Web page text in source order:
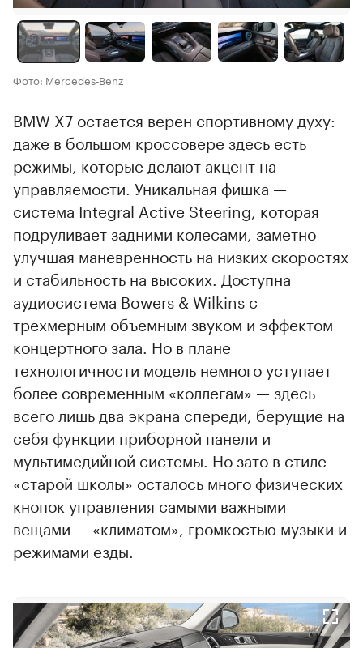
Фото: Mercedes‑Benz
BMW X7 остается верен спортивному духу:
даже в большом кроссовере здесь есть
режимы, которые делают акцент на
управляемости. Уникальная фишка —
система Integral Active Steering, которая
подруливает задними колесами, заметно
улучшая маневренность на низких скоростях
и стабильность на высоких. Доступна
аудиосистема Bowers & Wilkins с
трехмерным объемным звуком и эффектом
концертного зала. Но в плане
технологичности модель немного уступает
более современным «коллегам» — здесь
всего лишь два экрана спереди, берущие на
себя функции приборной панели и
мультимедийной системы. Но зато в стиле
«старой школы» осталось много физических
кнопок управления самыми важными
вещами — «климатом», громкостью музыки и
режимами езды.